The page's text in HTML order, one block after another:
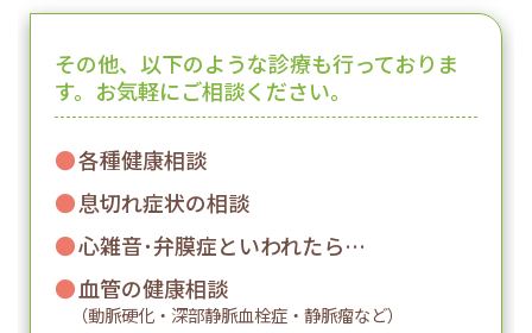
その他、以下のような診療も行っておりま
す。お気軽にご相談ください。
●各種健康相談
●息切れ症状の相談
●心雑音･弁膜症といわれたら…
●血管の健康相談
（動脈硬化・深部静脈血栓症・静脈瘤など）